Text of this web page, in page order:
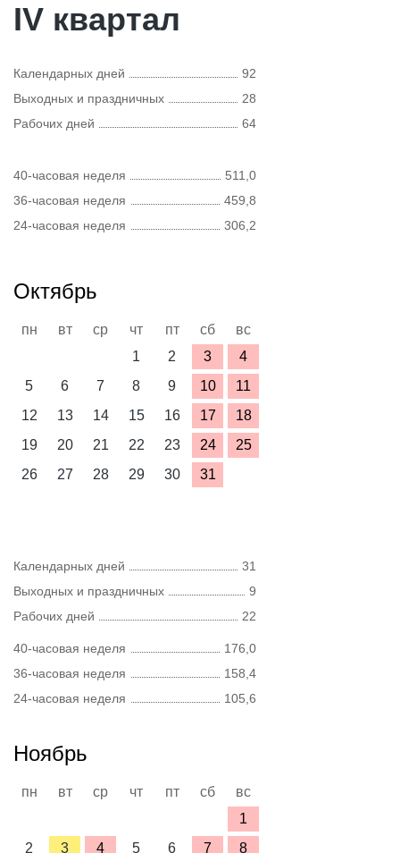
IV квартал
Календарных дней
92
Выходных и праздничных
28
Рабочих дней
64
40-часовая неделя
511,0
36-часовая неделя
459,8
24-часовая неделя
306,2
Октябрь
пн вт ср чт пт сб
вс
1
2 3
4
5
6 7 8 9 10
11
12
13 14 15 16 17
18
19
20 21 22 23 24
25
26
27 28 29 30 31
Календарных дней
31
Выходных и праздничных
9
Рабочих дней
22
40-часовая неделя
176,0
36-часовая неделя
158,4
24-часовая неделя
105,6
Ноябрь
пн вт ср чт пт сб
вс
1
2
3 4 5 6 7 8